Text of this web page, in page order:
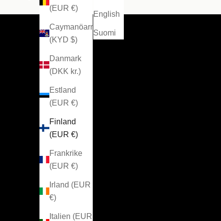
(EUR €)
Caymanöarna
(KYD $)
Danmark
(DKK kr.)
Estland
(EUR €)
Finland
(EUR €)
Frankrike
(EUR €)
Irland (EUR
€)
Italien (EUR
English
Suomi